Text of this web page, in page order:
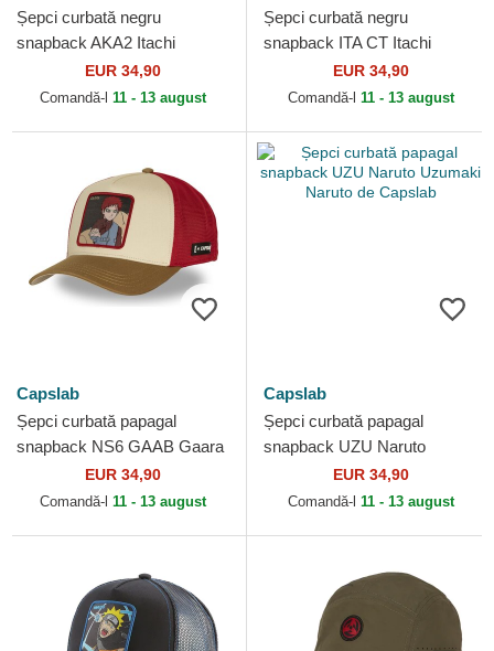
Șepci curbată negru
snapback AKA2 Itachi
Uchiha Naruto de Capslab
EUR 34,90
Comandă-l 11 - 13 august
Șepci curbată negru
snapback ITA CT Itachi
Uchiha Naruto de Capslab
EUR 34,90
Comandă-l 11 - 13 august
Capslab
Șepci curbată papagal
snapback NS6 GAAB Gaara
Naruto de Capslab
EUR 34,90
Comandă-l 11 - 13 august
Capslab
Șepci curbată papagal
snapback UZU Naruto
Uzumaki Naruto de Capslab
EUR 34,90
Comandă-l 11 - 13 august